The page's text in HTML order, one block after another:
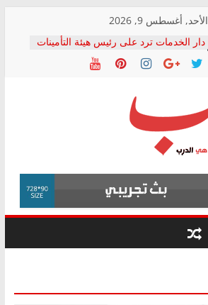
الأحد, أغسطس 9, 2026
دار الخدمات ترد على رئيس هيئة التأمينات
بعد مؤتمره الصحفي: إنكار الأزمة لا ينهي
معاناة أصحاب المعاشات.. ونطالب بكشف
فرحات سليمان يكتب: القطاع الصحي إلى
أين؟
حزب التحالف الشعبي يطلق لجنة “الحق
في الصحة” بالإسكندرية لرصد الانتهاكات
ودعم المرضى
الوزاري لمدينة الصحفيين.. وانتهاء أعمال
إنشاء المبنى الإداري
المجلس القومي لحقوق الإنسان يعلن
متابعة قضية الدكتور محمد زهران.. ويؤكد:
قرينة البراءة وضمانات المحاكمة العادلة